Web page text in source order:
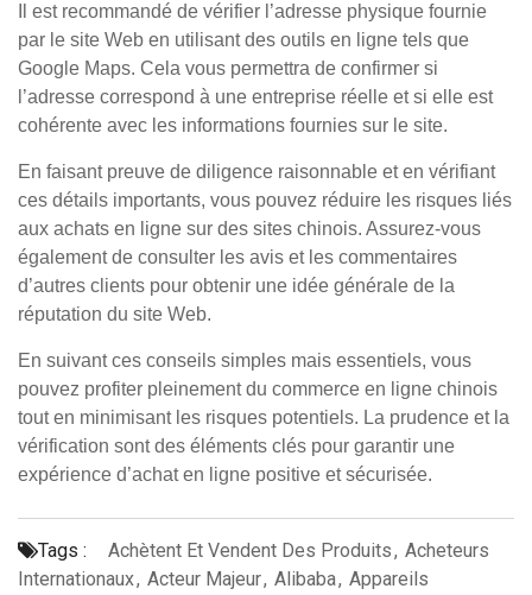
Il est recommandé de vérifier l’adresse physique fournie
par le site Web en utilisant des outils en ligne tels que
Google Maps. Cela vous permettra de confirmer si
l’adresse correspond à une entreprise réelle et si elle est
cohérente avec les informations fournies sur le site.
En faisant preuve de diligence raisonnable et en vérifiant
ces détails importants, vous pouvez réduire les risques liés
aux achats en ligne sur des sites chinois. Assurez-vous
également de consulter les avis et les commentaires
d’autres clients pour obtenir une idée générale de la
réputation du site Web.
En suivant ces conseils simples mais essentiels, vous
pouvez profiter pleinement du commerce en ligne chinois
tout en minimisant les risques potentiels. La prudence et la
vérification sont des éléments clés pour garantir une
expérience d’achat en ligne positive et sécurisée.
Tags : Achètent Et Vendent Des Produits, Acheteurs
Internationaux, Acteur Majeur, Alibaba, Appareils